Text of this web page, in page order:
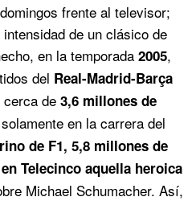
frente al televisor;
de un clásico de
en la temporada 2005,
del Real-Madrid-Barça
de 3,6 millones de
en la carrera del
de F1, 5,8 millones de
Telecinco aquella heroica
Michael Schumacher. Así,